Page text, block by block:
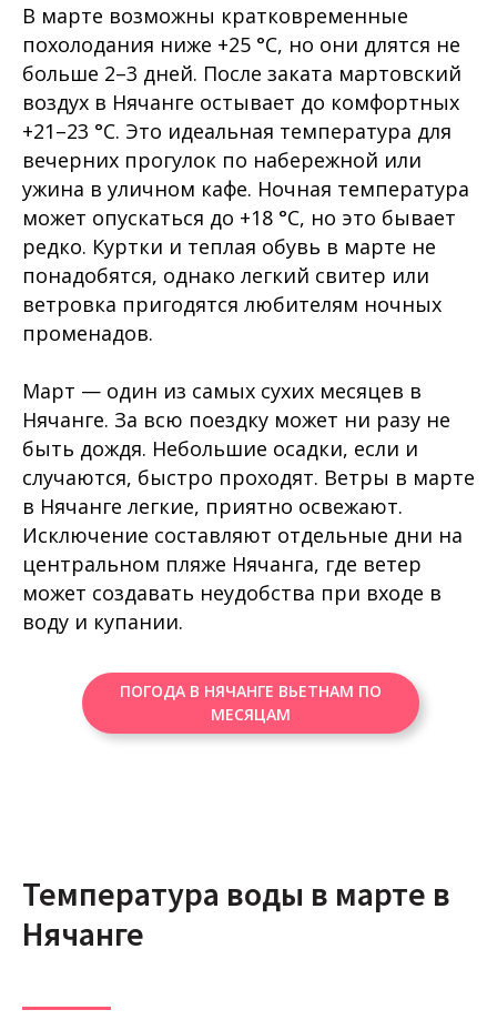
В марте возможны кратковременные
похолодания ниже +25 °C, но они длятся не
больше 2–3 дней. После заката мартовский
воздух в Нячанге остывает до комфортных
+21–23 °C. Это идеальная температура для
вечерних прогулок по набережной или
ужина в уличном кафе. Ночная температура
может опускаться до +18 °C, но это бывает
редко. Куртки и теплая обувь в марте не
понадобятся, однако легкий свитер или
ветровка пригодятся любителям ночных
променадов.
Март — один из самых сухих месяцев в
Нячанге. За всю поездку может ни разу не
быть дождя. Небольшие осадки, если и
случаются, быстро проходят. Ветры в марте
в Нячанге легкие, приятно освежают.
Исключение составляют отдельные дни на
центральном пляже Нячанга, где ветер
может создавать неудобства при входе в
воду и купании.
ПОГОДА В НЯЧАНГЕ ВЬЕТНАМ ПО
МЕСЯЦАМ
Температура воды в марте в
Нячанге